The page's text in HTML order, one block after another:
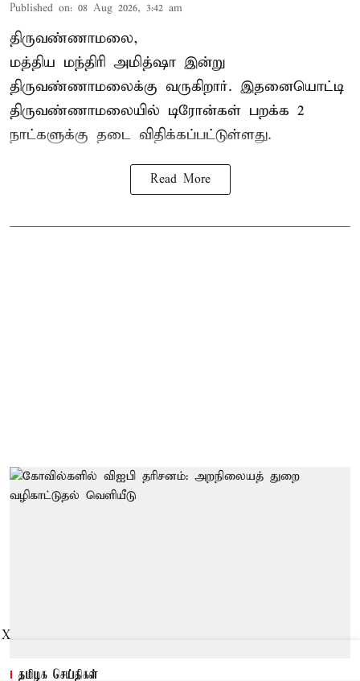
Published on: 08 Aug 2026, 3:42 am
திருவண்ணாமலை,
மத்திய மந்திரி அமித்ஷா இன்று
திருவண்ணாமலைக்கு வருகிறார். இதனையொட்டி
திருவண்ணாமலையில் டிரோன்கள் பறக்க 2
நாட்களுக்கு தடை விதிக்கப்பட்டுள்ளது.
Read More
தமிழக செய்திகள்
X